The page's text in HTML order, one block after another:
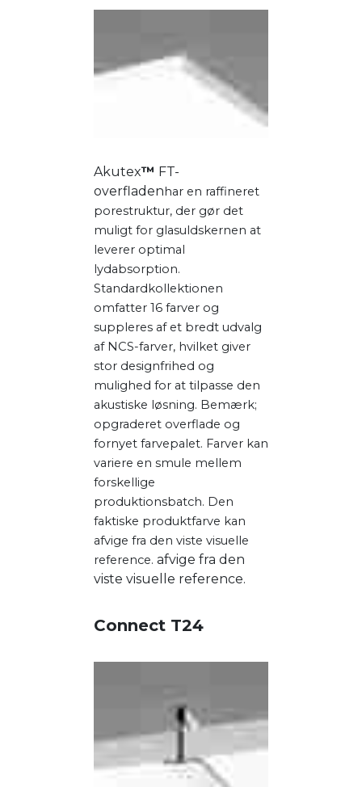
Akutex™ FT-
overfladenhar en raffineret
porestruktur, der gør det
muligt for glasuldskernen at
leverer optimal
lydabsorption.
Standardkollektionen
omfatter 16 farver og
suppleres af et bredt udvalg
af NCS-farver, hvilket giver
stor designfrihed og
mulighed for at tilpasse den
akustiske løsning. Bemærk;
opgraderet overflade og
fornyet farvepalet. Farver kan
variere en smule mellem
forskellige
produktionsbatch. Den
faktiske produktfarve kan
afvige fra den viste visuelle
reference. afvige fra den
viste visuelle reference.
Connect T24